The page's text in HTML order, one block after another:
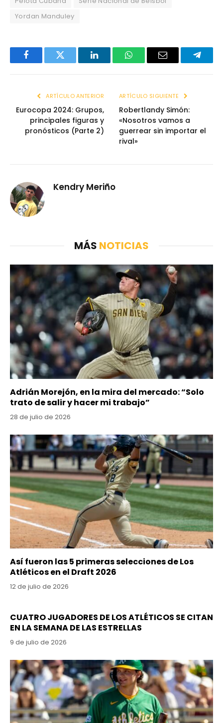
Yordan Manduley
FacebookTwitter LinkedInWhatsAppEmail
ARTÍCULO ANTERIOR
Eurocopa 2024: Grupos,
principales figuras y
pronósticos (Parte 2)
ARTÍCULO SIGUIENTE
Robertlandy Simón:
«Nosotros vamos a
guerrear sin importar el
rival»
Kendry Meriño
MÁS NOTICIAS
Adrián Morejón, en la mira del mercado: “Solo
trato de salir y hacer mi trabajo”
28 de julio de 2026
Así fueron las 5 primeras selecciones de Los
Atléticos en el Draft 2026
12 de julio de 2026
CUATRO JUGADORES DE LOS ATLÉTICOS SE CITAN
EN LA SEMANA DE LAS ESTRELLAS
9 de julio de 2026